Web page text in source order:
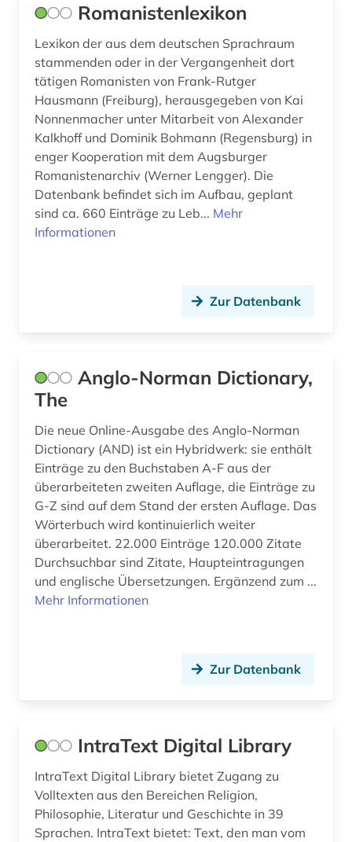
Romanistenlexikon
Lexikon der aus dem deutschen Sprachraum
stammenden oder in der Vergangenheit dort
tätigen Romanisten von Frank-Rutger
Hausmann (Freiburg), herausgegeben von Kai
Nonnenmacher unter Mitarbeit von Alexander
Kalkhoff und Dominik Bohmann (Regensburg) in
enger Kooperation mit dem Augsburger
Romanistenarchiv (Werner Lengger). Die
Datenbank befindet sich im Aufbau, geplant
sind ca. 660 Einträge zu Leb... Mehr
Informationen
Zur Datenbank
Anglo-Norman Dictionary,
The
Die neue Online-Ausgabe des Anglo-Norman
Dictionary (AND) ist ein Hybridwerk: sie enthält
Einträge zu den Buchstaben A-F aus der
überarbeiteten zweiten Auflage, die Einträge zu
G-Z sind auf dem Stand der ersten Auflage. Das
Wörterbuch wird kontinuierlich weiter
überarbeitet. 22.000 Einträge 120.000 Zitate
Durchsuchbar sind Zitate, Haupteintragungen
und englische Übersetzungen. Ergänzend zum ...
Mehr Informationen
Zur Datenbank
IntraText Digital Library
IntraText Digital Library bietet Zugang zu
Volltexten aus den Bereichen Religion,
Philosophie, Literatur und Geschichte in 39
Sprachen. IntraText bietet: Text, den man vom